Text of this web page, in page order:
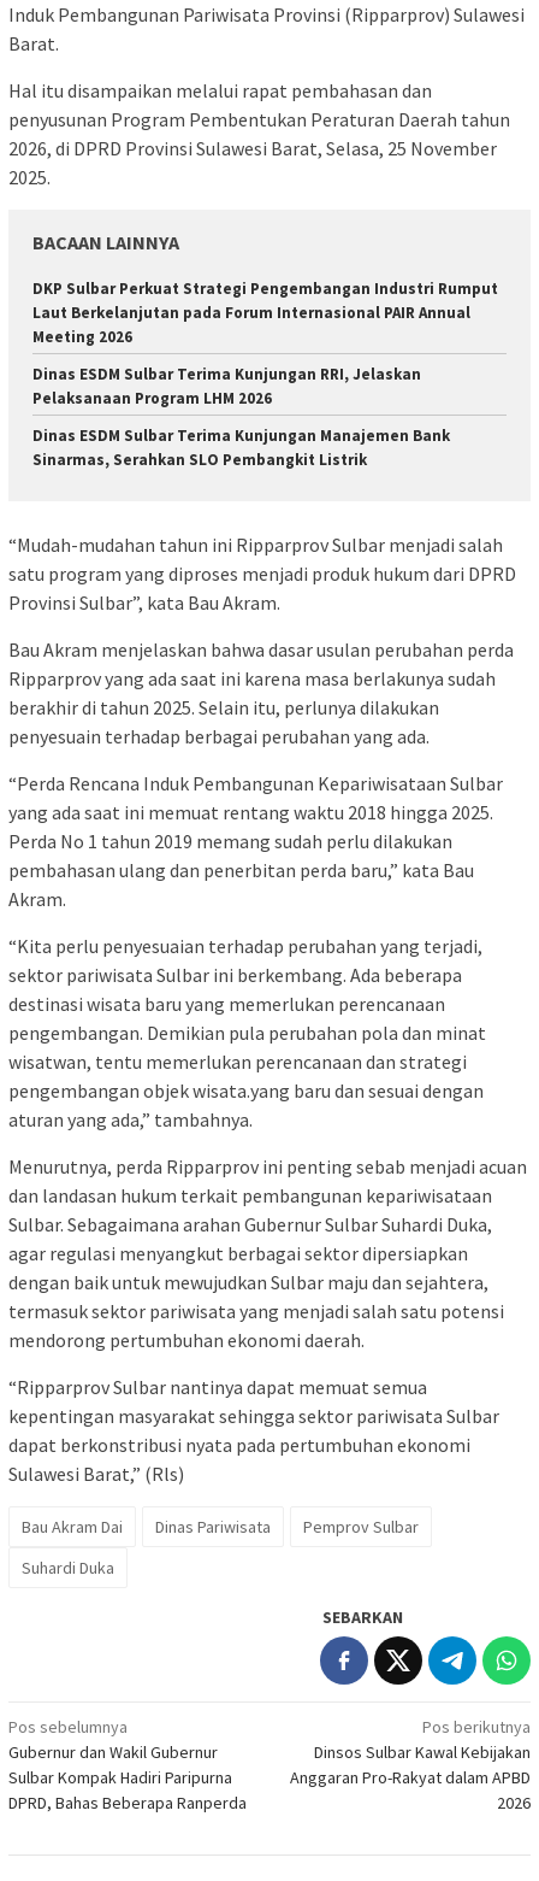
Induk Pembangunan Pariwisata Provinsi (Ripparprov) Sulawesi
Barat.
Hal itu disampaikan melalui rapat pembahasan dan
penyusunan Program Pembentukan Peraturan Daerah tahun
2026, di DPRD Provinsi Sulawesi Barat, Selasa, 25 November
2025.
BACAAN LAINNYA
DKP Sulbar Perkuat Strategi Pengembangan Industri Rumput
Laut Berkelanjutan pada Forum Internasional PAIR Annual
Meeting 2026
Dinas ESDM Sulbar Terima Kunjungan RRI, Jelaskan
Pelaksanaan Program LHM 2026
Dinas ESDM Sulbar Terima Kunjungan Manajemen Bank
Sinarmas, Serahkan SLO Pembangkit Listrik
“Mudah-mudahan tahun ini Ripparprov Sulbar menjadi salah
satu program yang diproses menjadi produk hukum dari DPRD
Provinsi Sulbar”, kata Bau Akram.
Bau Akram menjelaskan bahwa dasar usulan perubahan perda
Ripparprov yang ada saat ini karena masa berlakunya sudah
berakhir di tahun 2025. Selain itu, perlunya dilakukan
penyesuain terhadap berbagai perubahan yang ada.
“Perda Rencana Induk Pembangunan Kepariwisataan Sulbar
yang ada saat ini memuat rentang waktu 2018 hingga 2025.
Perda No 1 tahun 2019 memang sudah perlu dilakukan
pembahasan ulang dan penerbitan perda baru,” kata Bau
Akram.
“Kita perlu penyesuaian terhadap perubahan yang terjadi,
sektor pariwisata Sulbar ini berkembang. Ada beberapa
destinasi wisata baru yang memerlukan perencanaan
pengembangan. Demikian pula perubahan pola dan minat
wisatwan, tentu memerlukan perencanaan dan strategi
pengembangan objek wisata.yang baru dan sesuai dengan
aturan yang ada,” tambahnya.
Menurutnya, perda Ripparprov ini penting sebab menjadi acuan
dan landasan hukum terkait pembangunan kepariwisataan
Sulbar. Sebagaimana arahan Gubernur Sulbar Suhardi Duka,
agar regulasi menyangkut berbagai sektor dipersiapkan
dengan baik untuk mewujudkan Sulbar maju dan sejahtera,
termasuk sektor pariwisata yang menjadi salah satu potensi
mendorong pertumbuhan ekonomi daerah.
“Ripparprov Sulbar nantinya dapat memuat semua
kepentingan masyarakat sehingga sektor pariwisata Sulbar
dapat berkonstribusi nyata pada pertumbuhan ekonomi
Sulawesi Barat,” (Rls)
Bau Akram Dai Dinas Pariwisata
Pemprov Sulbar
Suhardi Duka
SEBARKAN
Navigasi
pos
Pos sebelumnya
Gubernur dan Wakil Gubernur
Sulbar Kompak Hadiri Paripurna
DPRD, Bahas Beberapa Ranperda
Pos berikutnya
Dinsos Sulbar Kawal Kebijakan
Anggaran Pro-Rakyat dalam APBD
2026